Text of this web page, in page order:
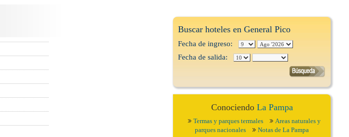
Buscar hoteles en General Pico
Fecha de ingreso:
Fecha de salida:
Conociendo La Pampa
Termas y parques termales
Areas naturales y
parques nacionales
Notas de La Pampa